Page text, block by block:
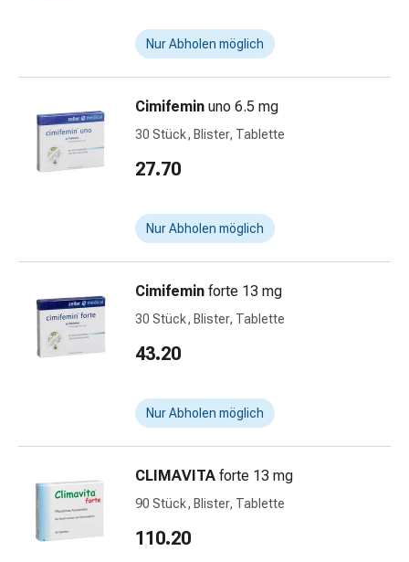
Gazen
Kompressionsbinden
Pflaster
Pflasterbinden,
Zubehör
Netzverbände
Sonnenbrand
Sets
Wundbehandlung
Wundsprays
Wundverschlussstreifen
Ziehsalbe
Nur Abholen möglich
Cimifemin uno 6.5 mg
30 Stück, Blister, Tablette
27.70
Nur Abholen möglich
Cimifemin forte 13 mg
30 Stück, Blister, Tablette
43.20
Nur Abholen möglich
CLIMAVITA forte 13 mg
90 Stück, Blister, Tablette
110.20